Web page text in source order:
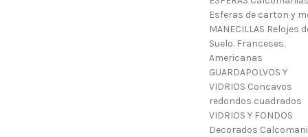
Esferas de carton y
MANECILLAS Relojes
Suelo. Franceses.
Americanas
GUARDAPOLVOS Y
VIDRIOS Concavos
redondos cuadrados
VIDRIOS Y FONDOS
Decorados